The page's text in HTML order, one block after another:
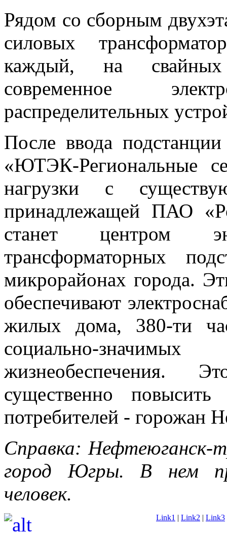
Рядом со сборным
силовых
каждый, на свайных
современное
распределительных
После ввода
«ЮТЭК-Региональные
нагрузки с
принадлежащей ПАО
станет центром
трансформаторных
микрорайонах города.
обеспечивают
жилых дома, 380-ти
социально-
жизнеобеспечения.
существенно повысить
потребителей - горожан
Справка: Нефтеюганск-
город Югры. В нем
человек.
Link1 | Link2 | Link3